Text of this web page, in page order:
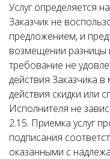
Услуг определяется
Заказчик не
предложением, и
возмещении разницы
требование не
действия Заказчика
действия скидки или
Исполнителя не
2.15. Приемка услуг
подписания
оказанными с